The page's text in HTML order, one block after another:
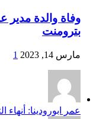
وفاة والدة مدير
بترومنت
مارس 14, 2023 1
عمر ابورودينا: أنهاء